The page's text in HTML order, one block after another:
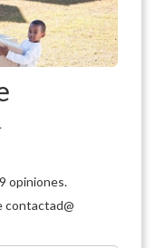
opiniones.
contactad@